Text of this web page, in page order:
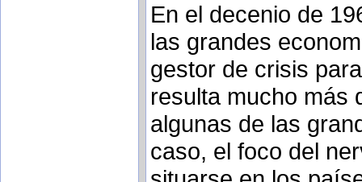
En el decenio de
las grandes
gestor de crisis
resulta mucho más
algunas de las
caso, el foco del